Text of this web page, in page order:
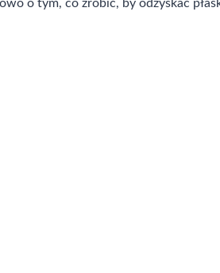
o tym, co zrobić, by odzyskać